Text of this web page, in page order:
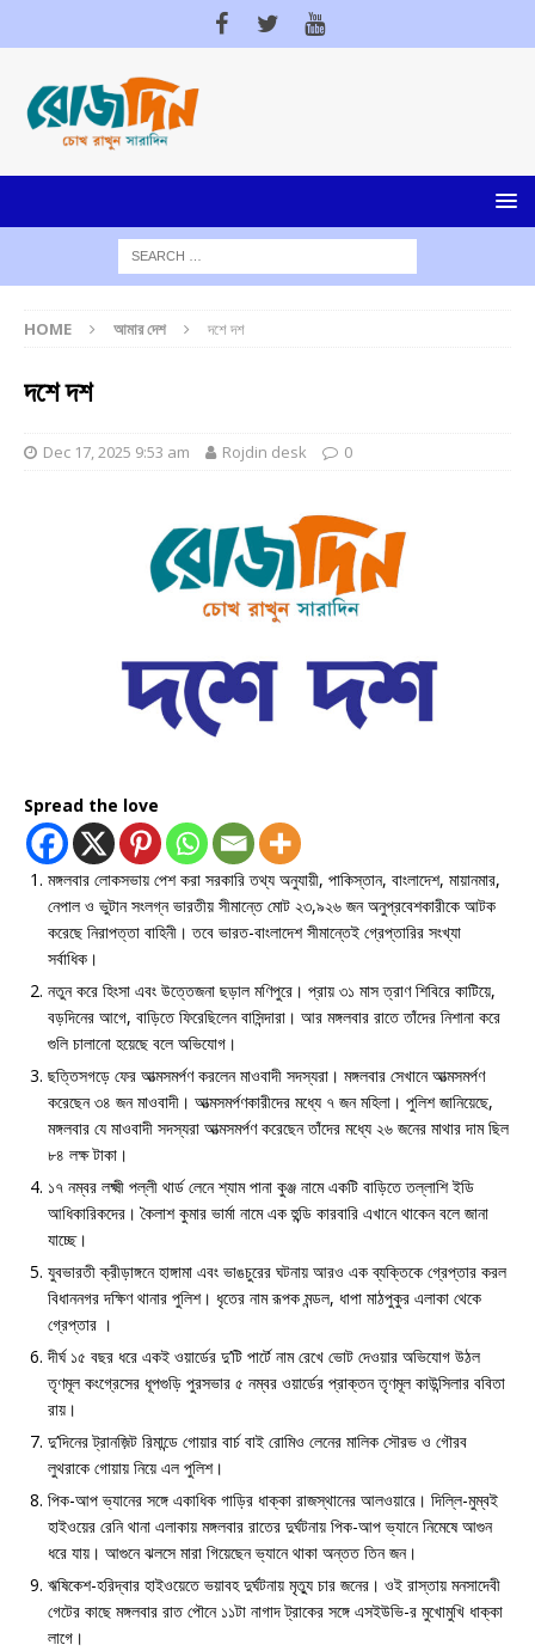
HOME আমার দেশ দশে দশ
দশে দশ
Dec 17, 2025 9:53 am Rojdin desk 0
Spread the love
মঙ্গলবার লোকসভায় পেশ করা সরকারি তথ্য অনুযায়ী, পাকিস্তান, বাংলাদেশ, মায়ানমার,
নেপাল ও ভুটান সংলগ্ন ভারতীয় সীমান্তে মোট ২৩,৯২৬ জন অনুপ্রবেশকারীকে আটক
করেছে নিরাপত্তা বাহিনী। তবে ভারত-বাংলাদেশ সীমান্তেই গ্রেপ্তারির সংখ্যা
সর্বাধিক।
নতুন করে হিংসা এবং উত্তেজনা ছড়াল মণিপুরে। প্রায় ৩১ মাস ত্রাণ শিবিরে কাটিয়ে,
বড়দিনের আগে, বাড়িতে ফিরেছিলেন বাসিন্দারা। আর মঙ্গলবার রাতে তাঁদের নিশানা করে
গুলি চালানো হয়েছে বলে অভিযোগ।
ছত্তিসগড়ে ফের আত্মসমর্পণ করলেন মাওবাদী সদস্যরা। মঙ্গলবার সেখানে আত্মসমর্পণ
করেছেন ৩৪ জন মাওবাদী। আত্মসমর্পণকারীদের মধ্যে ৭ জন মহিলা। পুলিশ জানিয়েছে,
মঙ্গলবার যে মাওবাদী সদস্যরা আত্মসমর্পণ করেছেন তাঁদের মধ্যে ২৬ জনের মাথার দাম ছিল
৮৪ লক্ষ টাকা।
১৭ নম্বর লক্ষ্মী পল্লী থার্ড লেনে শ্যাম পানা কুঞ্জ নামে একটি বাড়িতে তল্লাশি ইডি
আধিকারিকদের। কৈলাশ কুমার ভার্মা নামে এক হুন্ডি কারবারি এখানে থাকেন বলে জানা
যাচ্ছে।
যুবভারতী ক্রীড়াঙ্গনে হাঙ্গামা এবং ভাঙচুরের ঘটনায় আরও এক ব্যক্তিকে গ্রেপ্তার করল
বিধাননগর দক্ষিণ থানার পুলিশ। ধৃতের নাম রূপক মন্ডল, ধাপা মাঠপুকুর এলাকা থেকে
গ্রেপ্তার ।
দীর্ঘ ১৫ বছর ধরে একই ওয়ার্ডের দু’টি পার্টে নাম রেখে ভোট দেওয়ার অভিযোগ উঠল
তৃণমূল কংগ্রেসের ধূপগুড়ি পুরসভার ৫ নম্বর ওয়ার্ডের প্রাক্তন তৃণমূল কাউন্সিলার ববিতা
রায়।
দু’দিনের ট্রানজ়িট রিমান্ডে গোয়ার বার্চ বাই রোমিও লেনের মালিক সৌরভ ও গৌরব
লুথরাকে গোয়ায় নিয়ে এল পুলিশ।
পিক-আপ ভ্যানের সঙ্গে একাধিক গাড়ির ধাক্কা রাজস্থানের আলওয়ারে। দিল্লি-মুম্বই
হাইওয়ের রেনি থানা এলাকায় মঙ্গলবার রাতের দুর্ঘটনায় পিক-আপ ভ্যানে নিমেষে আগুন
ধরে যায়। আগুনে ঝলসে মারা গিয়েছেন ভ্যানে থাকা অন্তত তিন জন।
ঋষিকেশ-হরিদ্বার হাইওয়েতে ভয়াবহ দুর্ঘটনায় মৃত্যু চার জনের। ওই রাস্তায় মনসাদেবী
গেটের কাছে মঙ্গলবার রাত পৌনে ১১টা নাগাদ ট্রাকের সঙ্গে এসইউভি-র মুখোমুখি ধাক্কা
লাগে।